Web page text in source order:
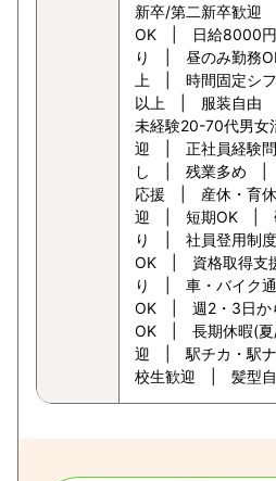
新卒/第二新卒歓
OK | 日給8000
り | 昼のみ勤務
上 | 時間固定シ
以上 | 服装自由
未経験20-70代男
迎 | 正社員経験
し | 残業多め |
応援 | 産休・育
迎 | 短期OK |
り | 社員登用制
OK | 資格取得支
り | 車・バイク
OK | 週2・3日
OK | 長期休暇(
迎 | 駅チカ・
校生歓迎 | 髪型